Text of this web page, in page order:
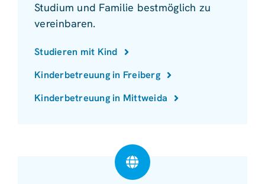
Studium und Familie bestmöglich zu
vereinbaren.
Studieren mit Kind
Kinderbetreuung in Freiberg
Kinderbetreuung in Mittweida